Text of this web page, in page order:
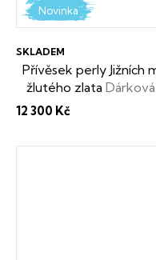
Novinka
Přívěsek perly Jižních
žlutého zlata
SKLADEM
12 300 Kč